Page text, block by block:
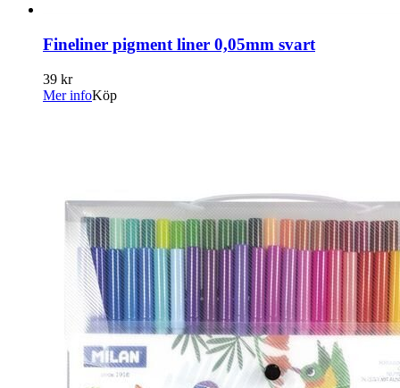
Fineliner pigment liner 0,05mm svart
39 kr
Mer infoKöp